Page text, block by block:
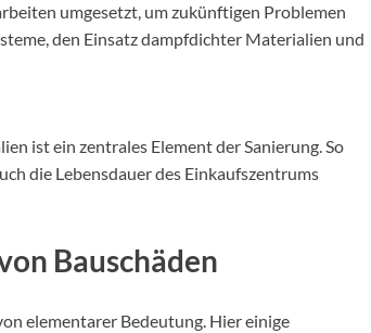
umgesetzt, um zukünftigen Problemen
den Einsatz dampfdichter Materialien und
ist ein zentrales Element der Sanierung. So
die Lebensdauer des Einkaufszentrums
Bauschäden
elementarer Bedeutung. Hier einige